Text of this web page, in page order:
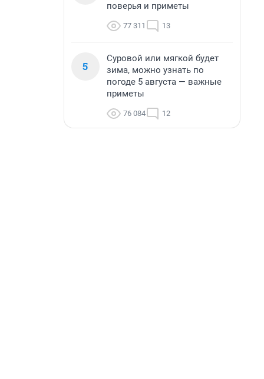
поверья и приметы
77 311 13
5
Суровой или мягкой будет
зима, можно узнать по
погоде 5 августа — важные
приметы
76 084 12